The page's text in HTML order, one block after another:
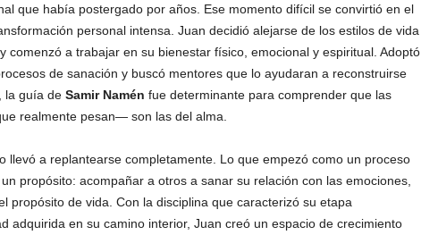
que había postergado por años. Ese momento difícil se convirtió en el
personal intensa. Juan decidió alejarse de los estilos de vida
comenzó a trabajar en su bienestar físico, emocional y espiritual. Adoptó
de sanación y buscó mentores que lo ayudaran a reconstruirse
la guía de Samir Namén fue determinante para comprender que las
realmente pesan— son las del alma.
llevó a replantearse completamente. Lo que empezó como un proceso
propósito: acompañar a otros a sanar su relación con las emociones,
propósito de vida. Con la disciplina que caracterizó su etapa
adquirida en su camino interior, Juan creó un espacio de crecimiento